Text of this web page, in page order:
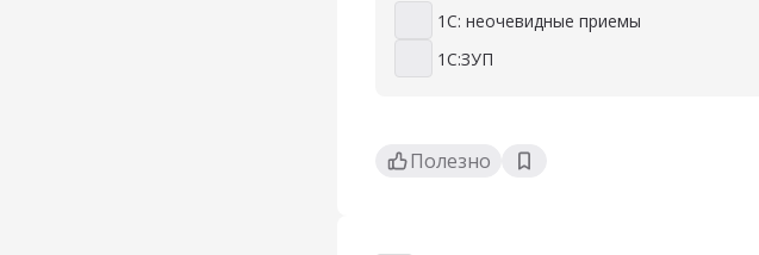
1С: неочевидные приемы
1С: неочевидные приемы
1С:ЗУП
1С:ЗУП
Полезно